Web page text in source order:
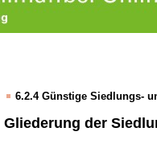
6.2.4 Günstige Siedlungs-
Gliederung der